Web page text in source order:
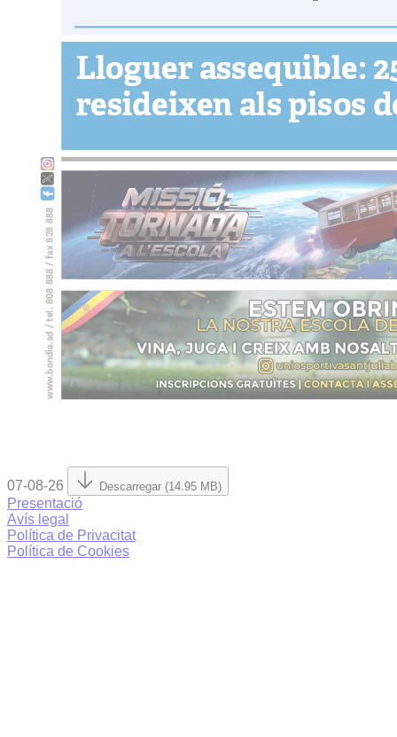
07-08-26 Descarregar (14.95 MB)
Presentació
Avís legal
Política de Privacitat
Política de Cookies